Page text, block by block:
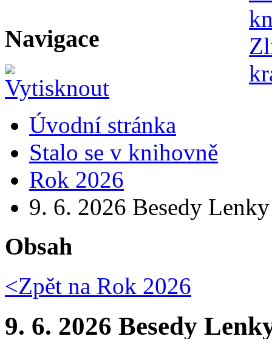
Navigace
Úvodní stránka
Stalo se v knihovně
Rok 2026
9. 6. 2026 Besedy
Obsah
<Zpět na Rok 2026
9. 6. 2026 Besedy